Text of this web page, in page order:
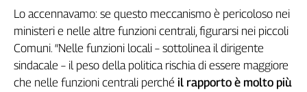
Newsletter
Social
Lo accennavamo: se questo meccanismo è pericoloso nei
ministeri e nelle altre funzioni centrali, figurarsi nei piccoli
Comuni. “Nelle funzioni locali – sottolinea il dirigente
sindacale – il peso della politica rischia di essere maggiore
che nelle funzioni centrali perché il rapporto è molto più